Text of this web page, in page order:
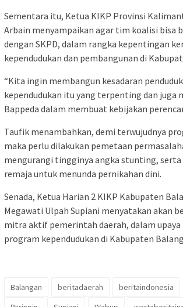
Sementara itu, Ketua KIKP Provinsi
Arbain menyampaikan agar tim koalisi bisa
dengan SKPD, dalam rangka kepentingan
kependudukan dan pembangunan di
“Kita ingin membangun kesadaran
kependudukan itu yang terpenting dan juga
Bappeda dalam membuat kebijakan
Taufik menambahkan, demi terwujudnya
maka perlu dilakukan pemetaan
mengurangi tingginya angka stunting,
remaja untuk menunda pernikahan dini.
Senada, Ketua Harian 2 KIKP Kabupaten
Megawati Ulpah Supiani menyatakan akan
mitra aktif pemerintah daerah, dalam upaya
program kependudukan di Kabupaten
Balangan beritadaerah beritaindonesia